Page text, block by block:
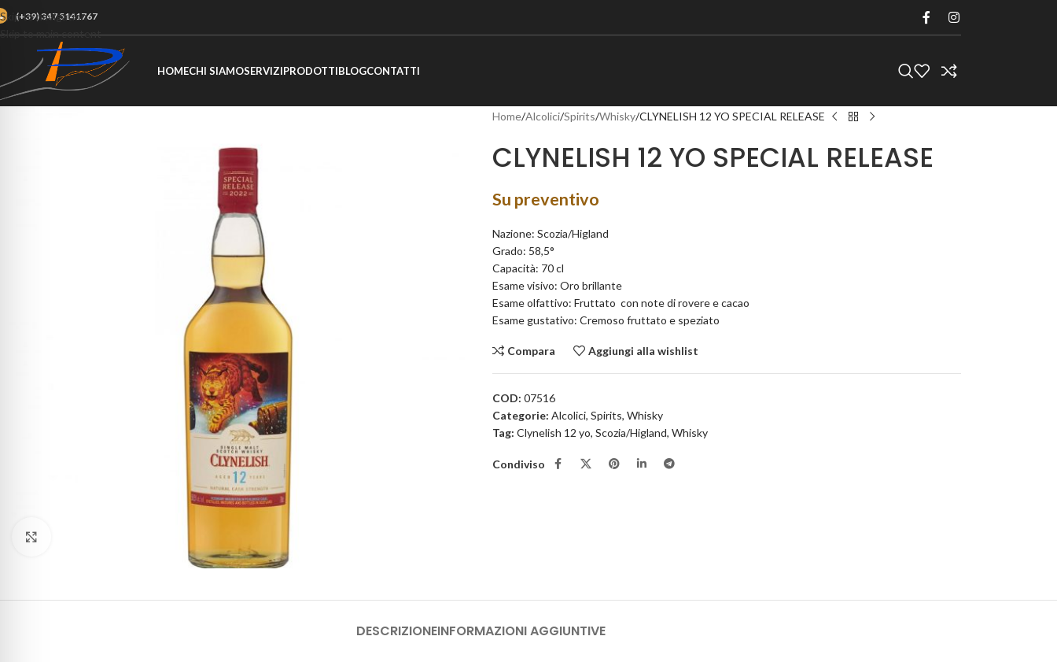
Skip to navigation
Skip to main content
(+39) 347 5141767
HOMECHI SIAMOSERVIZIPRODOTTIBLOGCONTATTI
Home Alcolici Spirits Whisky CLYNELISH 12 YO SPECIAL RELEASE
CLYNELISH 12 YO SPECIAL RELEASE
Su preventivo
Nazione: Scozia/Higland
Grado: 58,5°
Capacità: 70 cl
Esame visivo: Oro brillante
Esame olfattivo: Fruttato con note di rovere e cacao
Esame gustativo: Cremoso fruttato e speziato
Compara Aggiungi alla wishlist
COD: 07516
Categorie: Alcolici, Spirits, Whisky
Tag: Clynelish 12 yo, Scozia/Higland, Whisky
Condiviso
DESCRIZIONEINFORMAZIONI AGGIUNTIVE